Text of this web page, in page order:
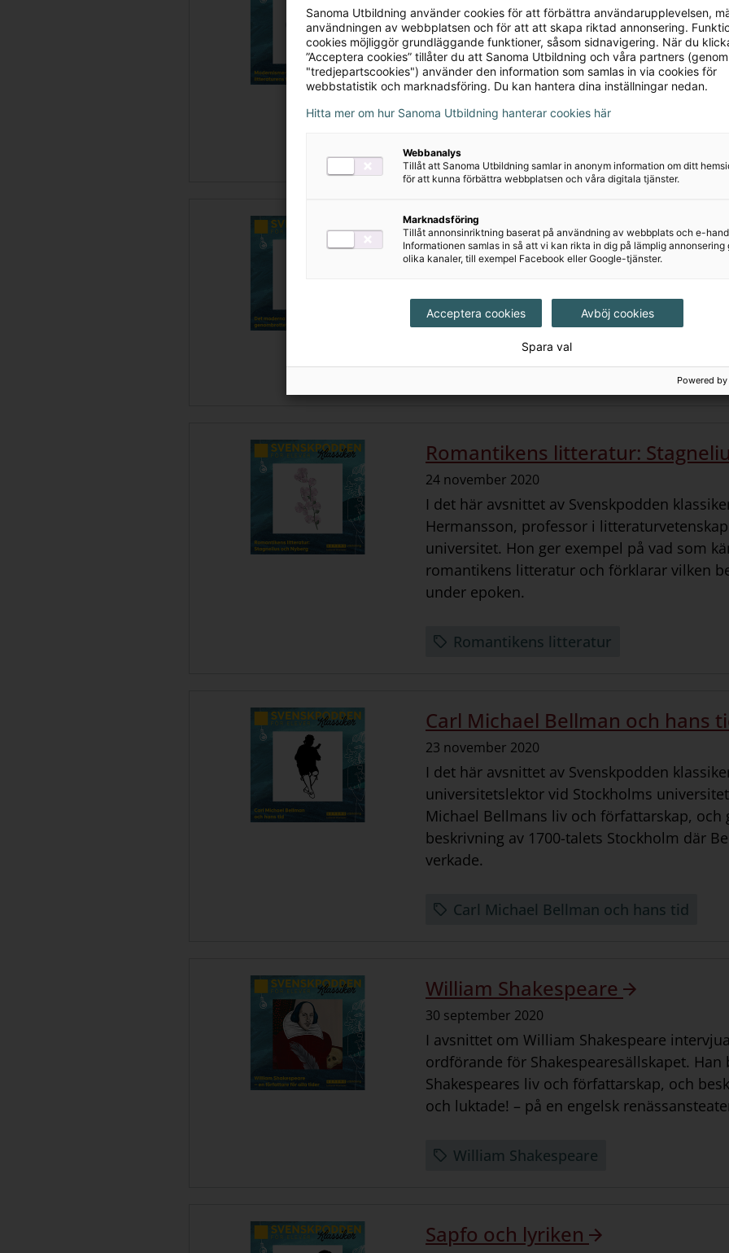
Datum:
3 januari 2021
I det här avsnittet av Svenskpodden
Cavallin, litteraturvetare vid Stockholms
sammanfattar hon modernismen genom
Modernismen och litteraturens förnyelse
Det moderna genombrottet
Datum:
24 november 2020
litteraturvetaren Anna Cavallin. Hon
genombrottet i Norden.
Det moderna genombrottet
Romantikens litteratur:
Datum:
24 november 2020
I det här avsnittet av Svenskpodden
Hermansson, professor i
universitet. Hon ger exempel på vad som
romantikens litteratur och förklarar vilken
under epoken.
Romantikens litteratur
Carl Michael Bellman och hans
Datum:
23 november 2020
I det här avsnittet av Svenskpodden
universitetslektor vid Stockholms
Michael Bellmans liv och författarskap, och
beskrivning av 1700-talets Stockholm där
verkade.
Carl Michael Bellman och hans tid
William Shakespeare
Datum:
30 september 2020
I avsnittet om William Shakespeare
ordförande för Shakespearesällskapet.
Shakespeares liv och författarskap, och
och luktade! – på en engelsk
William Shakespeare
Sapfo och lyriken
Sanoma Utbildning använder cookies för att förbättra användarupplevelsen,
användningen av webbplatsen och för att att skapa riktad annonsering.
cookies möjliggör grundläggande funktioner, såsom sidnavigering. När du
”Acceptera cookies” tillåter du att Sanoma Utbildning och våra partners
"tredjepartscookies") använder den information som samlas in via cookies för
webbstatistik och marknadsföring. Du kan hantera dina inställningar nedan.
Hitta mer om hur Sanoma Utbildning hanterar cookies här
Webbanalys
Tillåt att Sanoma Utbildning samlar in anonym information om ditt
för att kunna förbättra webbplatsen och våra digitala tjänster.
Marknadsföring
Tillåt annonsinriktning baserat på användning av webbplats och e-
Informationen samlas in så att vi kan rikta in dig på lämplig annonsering
olika kanaler, till exempel Facebook eller Google-tjänster.
Acceptera cookies Avböj cookies
Spara val
Powered by